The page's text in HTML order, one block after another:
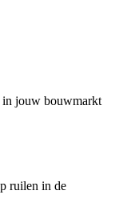
in jouw bouwmarkt
ruilen in de